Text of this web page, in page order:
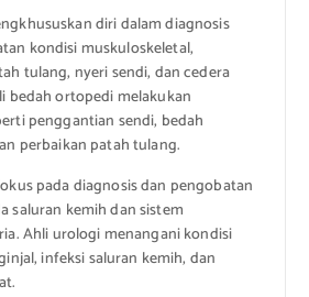
diri dalam diagnosis
kondisi muskuloskeletal,
tulang, nyeri sendi, dan cedera
bedah ortopedi melakukan
penggantian sendi, bedah
perbaikan patah tulang.
pada diagnosis dan pengobatan
saluran kemih dan sistem
Ahli urologi menangani kondisi
infeksi saluran kemih, dan